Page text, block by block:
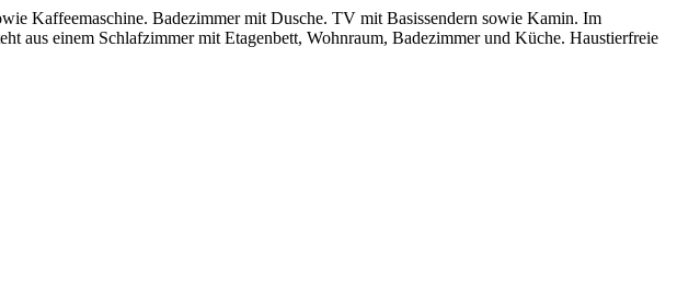
Kaffeemaschine. Badezimmer mit Dusche. TV mit Basissendern sowie Kamin. Im
aus einem Schlafzimmer mit Etagenbett, Wohnraum, Badezimmer und Küche. Haustierfreie